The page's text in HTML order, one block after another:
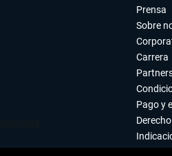
Prensa
Sobre
Carrera
Pago y